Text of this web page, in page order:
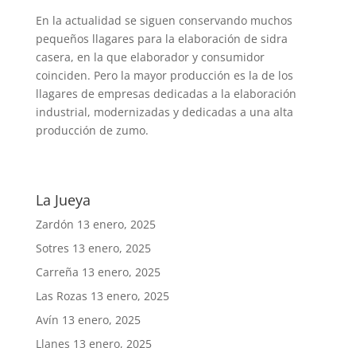
En la actualidad se siguen conservando muchos
pequeños llagares para la elaboración de sidra
casera, en la que elaborador y consumidor
coinciden. Pero la mayor producción es la de los
llagares de empresas dedicadas a la elaboración
industrial, modernizadas y dedicadas a una alta
producción de zumo.
La Jueya
Zardón 13 enero, 2025
Sotres 13 enero, 2025
Carreña 13 enero, 2025
Las Rozas 13 enero, 2025
Avín 13 enero, 2025
Llanes 13 enero, 2025